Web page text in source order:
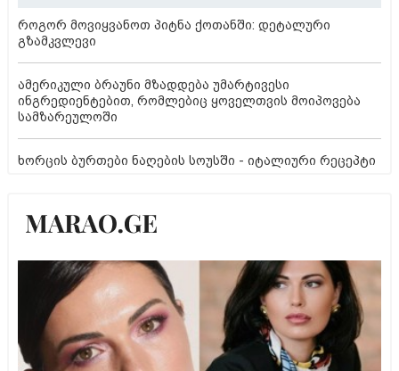
როგორ მოვიყვანოთ პიტნა ქოთანში: დეტალური
გზამკვლევი
ამერიკული ბრაუნი მზადდება უმარტივესი
ინგრედიენტებით, რომლებიც ყოველთვის მოიპოვება
სამზარეულოში
ხორცის ბურთები ნაღების სოუსში - იტალიური რეცეპტი